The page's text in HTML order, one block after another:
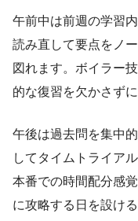
午前中は前週の学習
読み直して要点をノ
図れます。ボイラー
的な復習を欠かさず
午後は過去問を集中
してタイムトライア
本番での時間配分感
に攻略する日を設け